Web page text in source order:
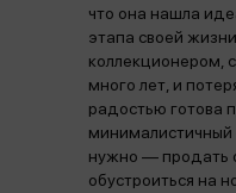
что она нашла
этапа своей
коллекционером,
много лет, и
радостью готова
минималистичный
нужно — продать
обустроиться на